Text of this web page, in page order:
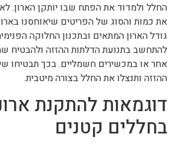
החלל ולמדוד את הפתח שבו יותקן הארון.
את כמות והסוג של הפריטים שיאוחסנו
גודל הארון המתאים ובתכנון החלוקה
להתחשב בתנועת הדלתות ההזזה ולהבטיח
אחר או במכשירים חשמליים. בכך תבטיחו
ההזזה ותנצלו את החלל בצורה מיטבית.
דוגמאות להתקנת
בחללים קטנים